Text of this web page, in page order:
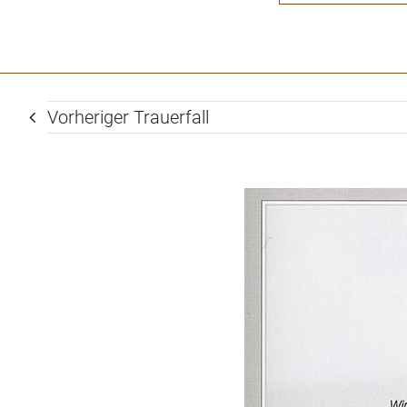
Vorheriger Trauerfall